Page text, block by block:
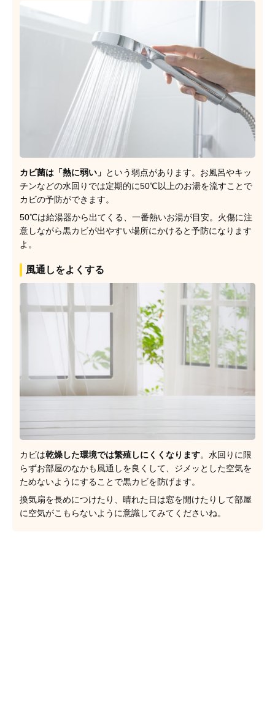
カビ菌は「熱に弱い」 という弱点があります。お風呂やキッ
チンなどの水回りでは定期的に50℃以上のお湯を流すことで
カビの予防ができます。
50℃は給湯器から出てくる、一番熱いお湯が目安。火傷に注
意しながら黒カビが出やすい場所にかけると予防になります
よ。
風通しをよくする
カビは乾燥した環境では繁殖しにくくなります。水回りに限
らずお部屋のなかも風通しを良くして、ジメッとした空気を
ためないようにすることで黒カビを防げます。
換気扇を長めにつけたり、晴れた日は窓を開けたりして部屋
に空気がこもらないように意識してみてくださいね。